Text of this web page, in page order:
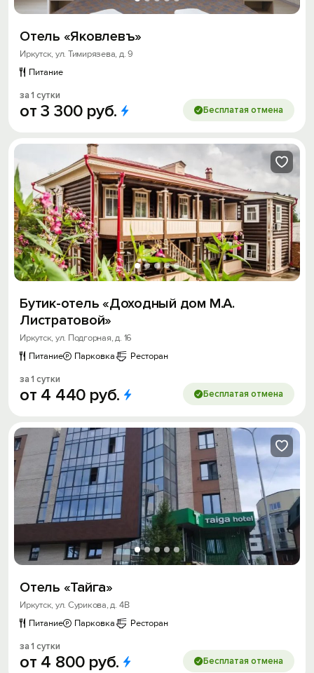
Отель «Яковлевъ»
Иркутск, ул. Тимирязева, д. 9
Питание
за 1 сутки
от3 300 руб. Бесплатая отмена
Бутик-отель «Доходный дом М.А.
Листратовой»
Иркутск, ул. Подгорная, д. 16
Питание
Парковка Ресторан
за 1 сутки
от 4 440 руб. Бесплатая отмена
Отель «Тайга»
Иркутск, ул. Сурикова, д. 4В
Питание
Парковка Ресторан
за 1 сутки
от 4 800 руб. Бесплатая отмена